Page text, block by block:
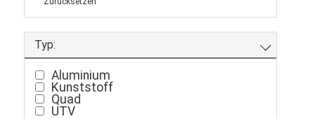
Unterfahrschutz Komplett
Unterfahrschutz Motor
Windschutzscheibe
Zubehör
Typ:
Aluminium
Kunststoff
Quad
UTV